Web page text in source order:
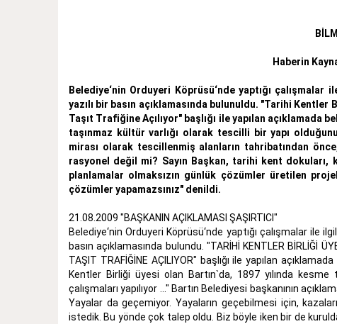
Haberin
Belediye‘nin Orduyeri Köprüsü‘nde yaptığı
yazılı bir basın açıklamasında bulunuldu. "Tarihi
Taşıt Trafiğine Açılıyor" başlığı ile yapılan
taşınmaz kültür varlığı olarak tescilli bir yapı
mirası olarak tescillenmiş alanların tahribatından
rasyonel değil mi? Sayın Başkan, tarihi kent
planlamalar olmaksızın günlük çözümler üretilen
çözümler yapamazsınız" denildi.
21.08.2009 "BAŞKANIN AÇIKLAMASI ŞAŞIRTICI"
Belediye‘nin Orduyeri Köprüsü‘nde yaptığı çalışmalar ile
basın açıklamasında bulundu. "TARİHİ KENTLER BİRLİĞİ
TAŞIT TRAFİĞİNE AÇILIYOR" başlığı ile yapılan
Kentler Birliği üyesi olan Bartın`da, 1897 yılında
çalışmaları yapılıyor ..." Bartın Belediyesi başkanının
Yayalar da geçemiyor. Yayaların geçebilmesi için,
istedik. Bu yönde çok talep oldu. Biz böyle iken bir de